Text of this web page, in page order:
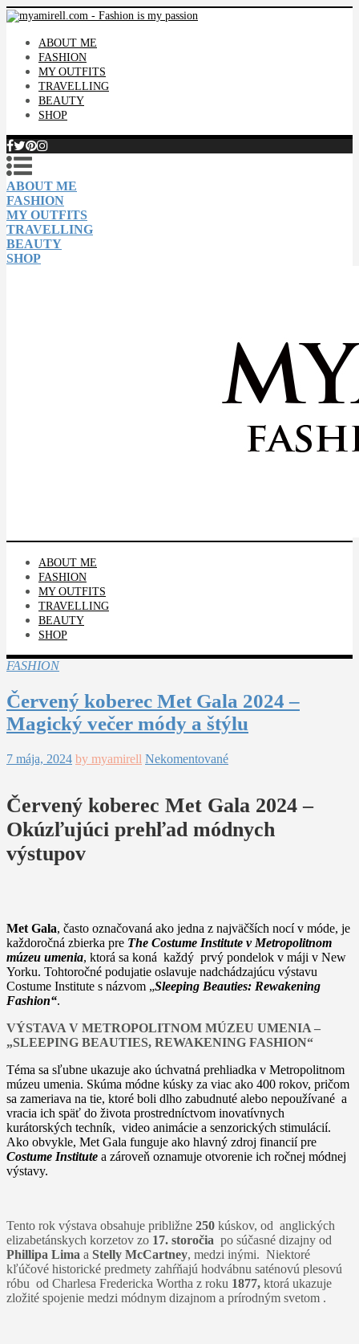
ABOUT ME
FASHION
MY OUTFITS
TRAVELLING
BEAUTY
SHOP
ABOUT ME
FASHION
MY OUTFITS
TRAVELLING
BEAUTY
SHOP
ABOUT ME
FASHION
MY OUTFITS
TRAVELLING
BEAUTY
SHOP
FASHION
Červený koberec Met Gala 2024 –
Magický večer módy a štýlu
7 mája, 2024 by myamirell Nekomentované
Červený koberec Met Gala 2024 –
Okúzľujúci prehľad módnych
výstupov
Met Gala, často označovaná ako jedna z najväčších nocí v móde, je
každoročná zbierka pre The Costume Institute v Metropolitnom
múzeu umenia, ktorá sa koná každý prvý pondelok v máji v New
Yorku. Tohtoročné podujatie oslavuje nadchádzajúcu výstavu
Costume Institute s názvom „Sleeping Beauties: Rewakening
Fashion“.
VÝSTAVA V METROPOLITNOM MÚZEU UMENIA –
„SLEEPING BEAUTIES, REWAKENING FASHION“
Téma sa sľubne ukazuje ako úchvatná prehliadka v Metropolitnom
múzeu umenia. Skúma módne kúsky za viac ako 400 rokov, pričom
sa zameriava na tie, ktoré boli dlho zabudnuté alebo nepoužívané a
vracia ich späť do života prostredníctvom inovatívnych
kurátorských techník, video animácie a senzorických stimulácií​.
Ako obvykle, Met Gala funguje ako hlavný zdroj financií pre
Costume Institute a zároveň oznamuje otvorenie ich ročnej módnej
výstavy.
Tento rok výstava obsahuje približne 250 kúskov, od anglických
elizabetánskych korzetov zo 17. storočia po súčasné dizajny od
Phillipa Lima a Stelly McCartney, medzi inými. Niektoré
kľúčové historické predmety zahŕňajú hodvábnu saténovú plesovú
róbu od Charlesa Fredericka Wortha z roku 1877, ktorá ukazuje
zložité spojenie medzi módnym dizajnom a prírodným svetom .